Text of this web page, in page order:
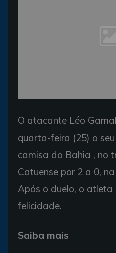
O atacante Léo
quarta-feira (25) o
camisa do Bahia , no
Catuense por 2 a 0,
Após o duelo, o atleta
felicidade.
Saiba mais